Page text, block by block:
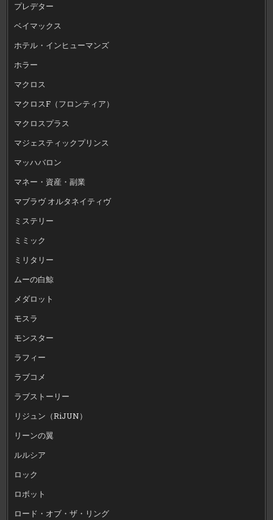
プレデター
ベイマックス
ホテル・インヒューマンズ
ホラー
マクロス
マクロスF（フロンティア）
マクロスプラス
マジェスティックプリンス
マッハバロン
マネー・資産・副業
マブラヴ オルタネイティヴ
ミステリー
ミミック
ミリタリー
ムーの白鯨
メダロット
モスラ
モンスター
ラフィー
ラブコメ
ラブストーリー
リジュン（RiJUN）
リーンの翼
ルルシア
ロック
ロボット
ロード・オブ・ザ・リング